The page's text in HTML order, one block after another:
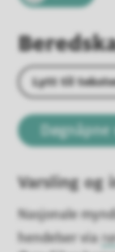
Lytt til
Varsling og
Nasjonale
hendelser via